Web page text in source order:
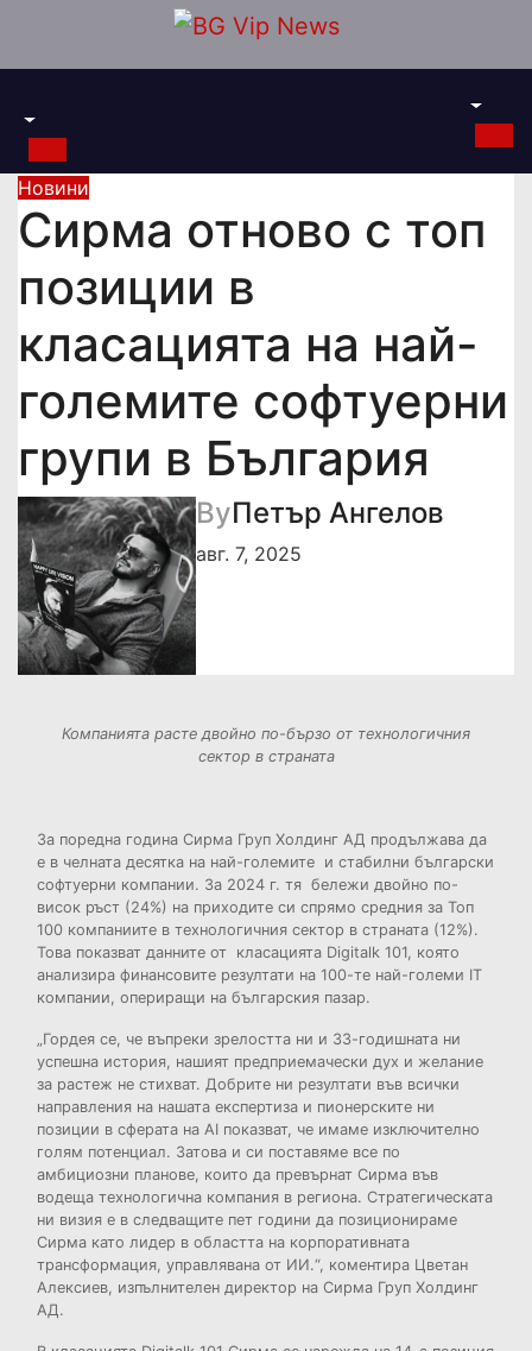
content
Новини
Сирма отново с топ
позиции в
класацията на най-
големите софтуерни
групи в България
ByПетър Ангелов
авг. 7, 2025
Компанията расте двойно по-бързо от технологичния
сектор в страната
За поредна година Сирма Груп Холдинг АД продължава да
е в челната десятка на най-големите и стабилни български
софтуерни компании. За 2024 г. тя бележи двойно по-
висок ръст (24%) на приходите си спрямо средния за Топ
100 компаниите в технологичния сектор в страната (12%).
Това показват данните от класацията Digitalk 101, която
анализира финансовите резултати на 100-те най-големи IT
компании, опериращи на българския пазар.
„Гордея се, че въпреки зрелостта ни и 33-годишната ни
успешна история, нашият предприемачески дух и желание
за растеж не стихват. Добрите ни резултати във всички
направления на нашата експертиза и пионерските ни
позиции в сферата на AI показват, че имаме изключително
голям потенциал. Затова и си поставяме все по
амбициозни планове, които да превърнат Сирма във
водеща технологична компания в региона. Стратегическата
ни визия е в следващите пет години да позиционираме
Сирма като лидер в областта на корпоративната
трансформация, управлявана от ИИ.“, коментира Цветан
Алексиев, изпълнителен директор на Сирма Груп Холдинг
АД.